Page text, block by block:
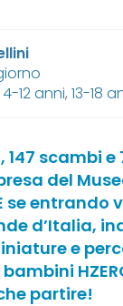
4-12 anni, 13-18
147 scambi
del
se entrando
d’Italia,
e
partire!